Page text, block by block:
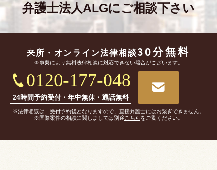
弁護士法人ALGにご相談下さい
来所・オンライン法律相談30分無料
※事案により無料法律相談に対応できない場合がございます。
0120-177-048
24時間予約受付・年中無休・通話無料
※法律相談は、受付予約後となりますので、直接弁護士にはお繋ぎできません。
※国際案件の相談に関しましては別途 こちらをご覧ください。